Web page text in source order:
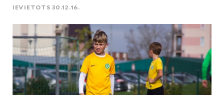
IEVIETOTS 30.12.16.